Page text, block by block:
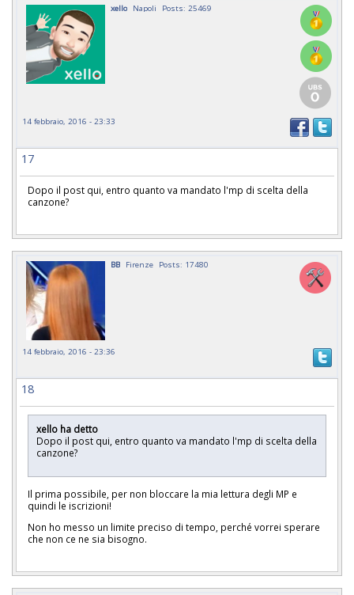
xello Napoli Posts: 25469
14 febbraio, 2016 - 23:33
17
Dopo il post qui, entro quanto va mandato l'mp di scelta della
canzone?
BB Firenze Posts: 17480
14 febbraio, 2016 - 23:36
18
xello ha detto
Dopo il post qui, entro quanto va mandato l'mp di scelta della
canzone?
Il prima possibile, per non bloccare la mia lettura degli MP e
quindi le iscrizioni!
Non ho messo un limite preciso di tempo, perché vorrei sperare
che non ce ne sia bisogno.